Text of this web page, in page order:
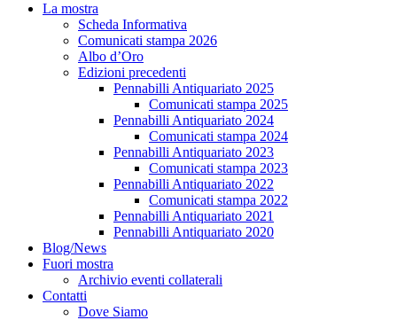
La mostra
Scheda Informativa
Comunicati stampa 2026
Albo d’Oro
Edizioni precedenti
Pennabilli Antiquariato 2025
Comunicati stampa 2025
Pennabilli Antiquariato 2024
Comunicati stampa 2024
Pennabilli Antiquariato 2023
Comunicati stampa 2023
Pennabilli Antiquariato 2022
Comunicati stampa 2022
Pennabilli Antiquariato 2021
Pennabilli Antiquariato 2020
Blog/News
Fuori mostra
Archivio eventi collaterali
Contatti
Dove Siamo